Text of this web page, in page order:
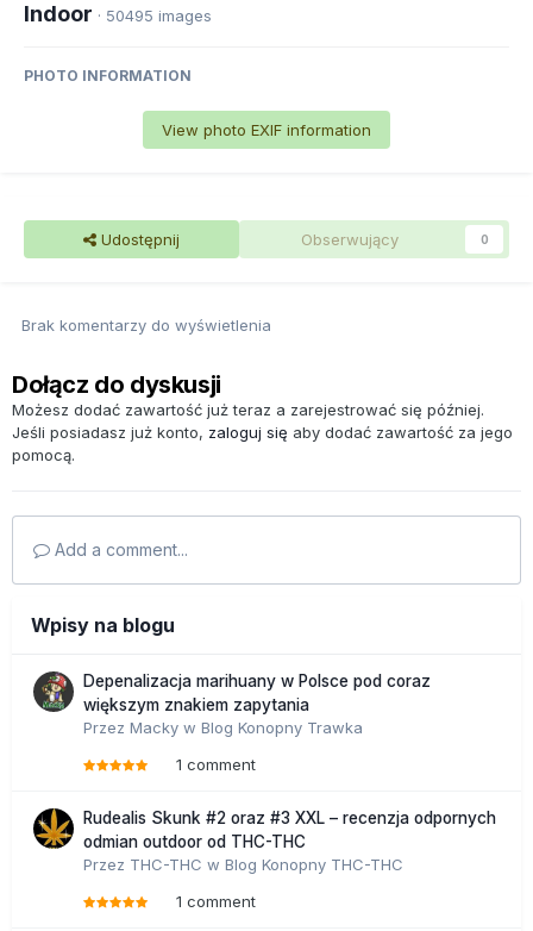
Indoor · 50495 images
PHOTO INFORMATION
View photo EXIF information
Udostępnij Obserwujący 0
Brak komentarzy do wyświetlenia
Dołącz do dyskusji
Możesz dodać zawartość już teraz a zarejestrować się później.
Jeśli posiadasz już konto, zaloguj się aby dodać zawartość za jego
pomocą.
Add a comment...
Wpisy na blogu
Depenalizacja marihuany w Polsce pod coraz
większym znakiem zapytania
Przez Macky w Blog Konopny Trawka
1 comment
Rudealis Skunk #2 oraz #3 XXL – recenzja odpornych
odmian outdoor od THC-THC
Przez THC-THC w Blog Konopny THC-THC
1 comment